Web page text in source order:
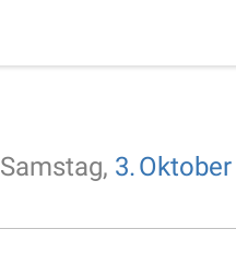
Samstag, 3.Oktober